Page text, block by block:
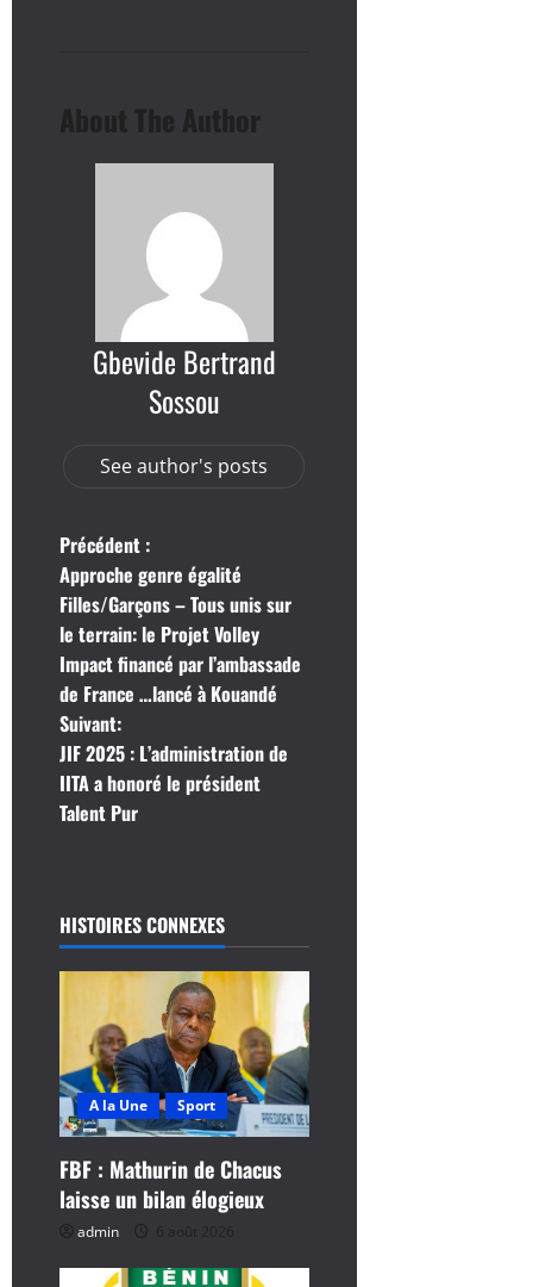
About The Author
Gbevide Bertrand
Sossou
See author's posts
N
a
v
i
g
a
i
o
n
d
’
a
r
t
Précédent :
Approche genre égalité
Filles/Garçons – Tous unis sur
le terrain: le Projet Volley
Impact financé par l’ambassade
de France …lancé à Kouandé
Suivant:
JIF 2025 : L’administration de
IITA a honoré le président
Talent Pur
HISTOIRES CONNEXES
A la Une Sport
FBF : Mathurin de Chacus
laisse un bilan élogieux
admin 6 août 2026